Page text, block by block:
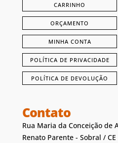
CARRINHO
ORÇAMENTO
MINHA CONTA
POLÍTICA DE PRIVACIDADE
POLÍTICA DE DEVOLUÇÃO
Contato
Rua Maria da Conceição de
Renato Parente - Sobral / CE